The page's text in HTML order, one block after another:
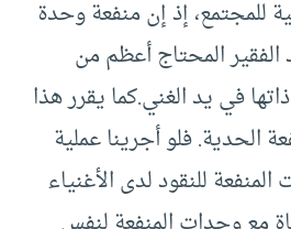
للمجتمع، إذ إن منفعة وحدة
الفقير المحتاج أعظم من
في يد الغني.كما يقرر هذا
الحدية. فلو أجرينا عملية
للنقود لدى الأغنياء